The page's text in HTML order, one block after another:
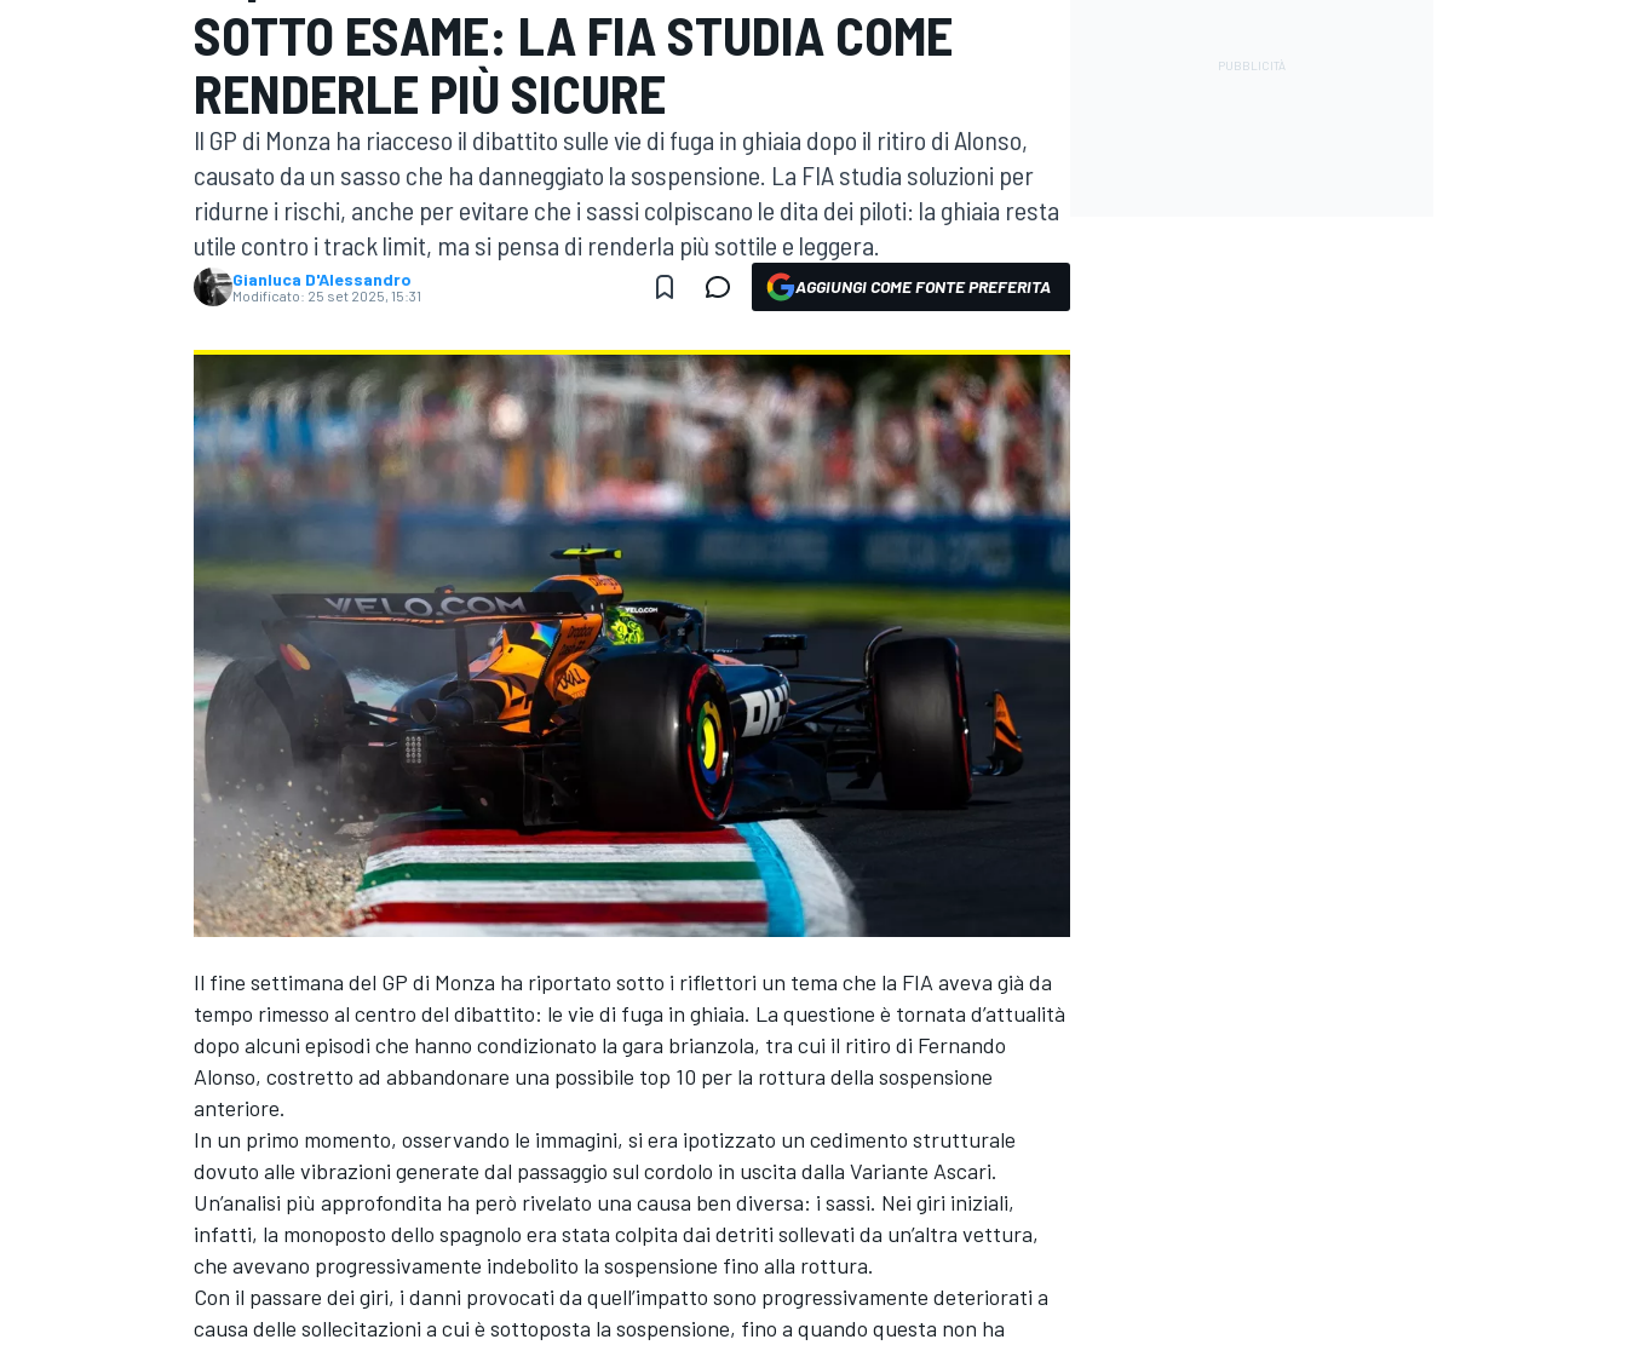
MOTOGP WEC
WRC
MONOPOSTO
SOTTO ESAME: LA FIA STUDIA COME
RENDERLE PIÙ SICURE
Il GP di Monza ha riacceso il dibattito sulle vie di fuga in ghiaia dopo il ritiro di Alonso,
causato da un sasso che ha danneggiato la sospensione. La FIA studia soluzioni per
ridurne i rischi, anche per evitare che i sassi colpiscano le dita dei piloti: la ghiaia resta
utile contro i track limit, ma si pensa di renderla più sottile e leggera.
Gianluca D'Alessandro
Modificato: 25 set 2025, 15:31 AGGIUNGI COME FONTE PREFERITA
Il fine settimana del GP di Monza ha riportato sotto i riflettori un tema che la FIA aveva già da
tempo rimesso al centro del dibattito: le vie di fuga in ghiaia. La questione è tornata d’attualità
dopo alcuni episodi che hanno condizionato la gara brianzola, tra cui il ritiro di Fernando
Alonso, costretto ad abbandonare una possibile top 10 per la rottura della sospensione
anteriore.
In un primo momento, osservando le immagini, si era ipotizzato un cedimento strutturale
dovuto alle vibrazioni generate dal passaggio sul cordolo in uscita dalla Variante Ascari.
Un’analisi più approfondita ha però rivelato una causa ben diversa: i sassi. Nei giri iniziali,
infatti, la monoposto dello spagnolo era stata colpita dai detriti sollevati da un’altra vettura,
che avevano progressivamente indebolito la sospensione fino alla rottura.
Con il passare dei giri, i danni provocati da quell’impatto sono progressivamente deteriorati a
causa delle sollecitazioni a cui è sottoposta la sospensione, fino a quando questa non ha